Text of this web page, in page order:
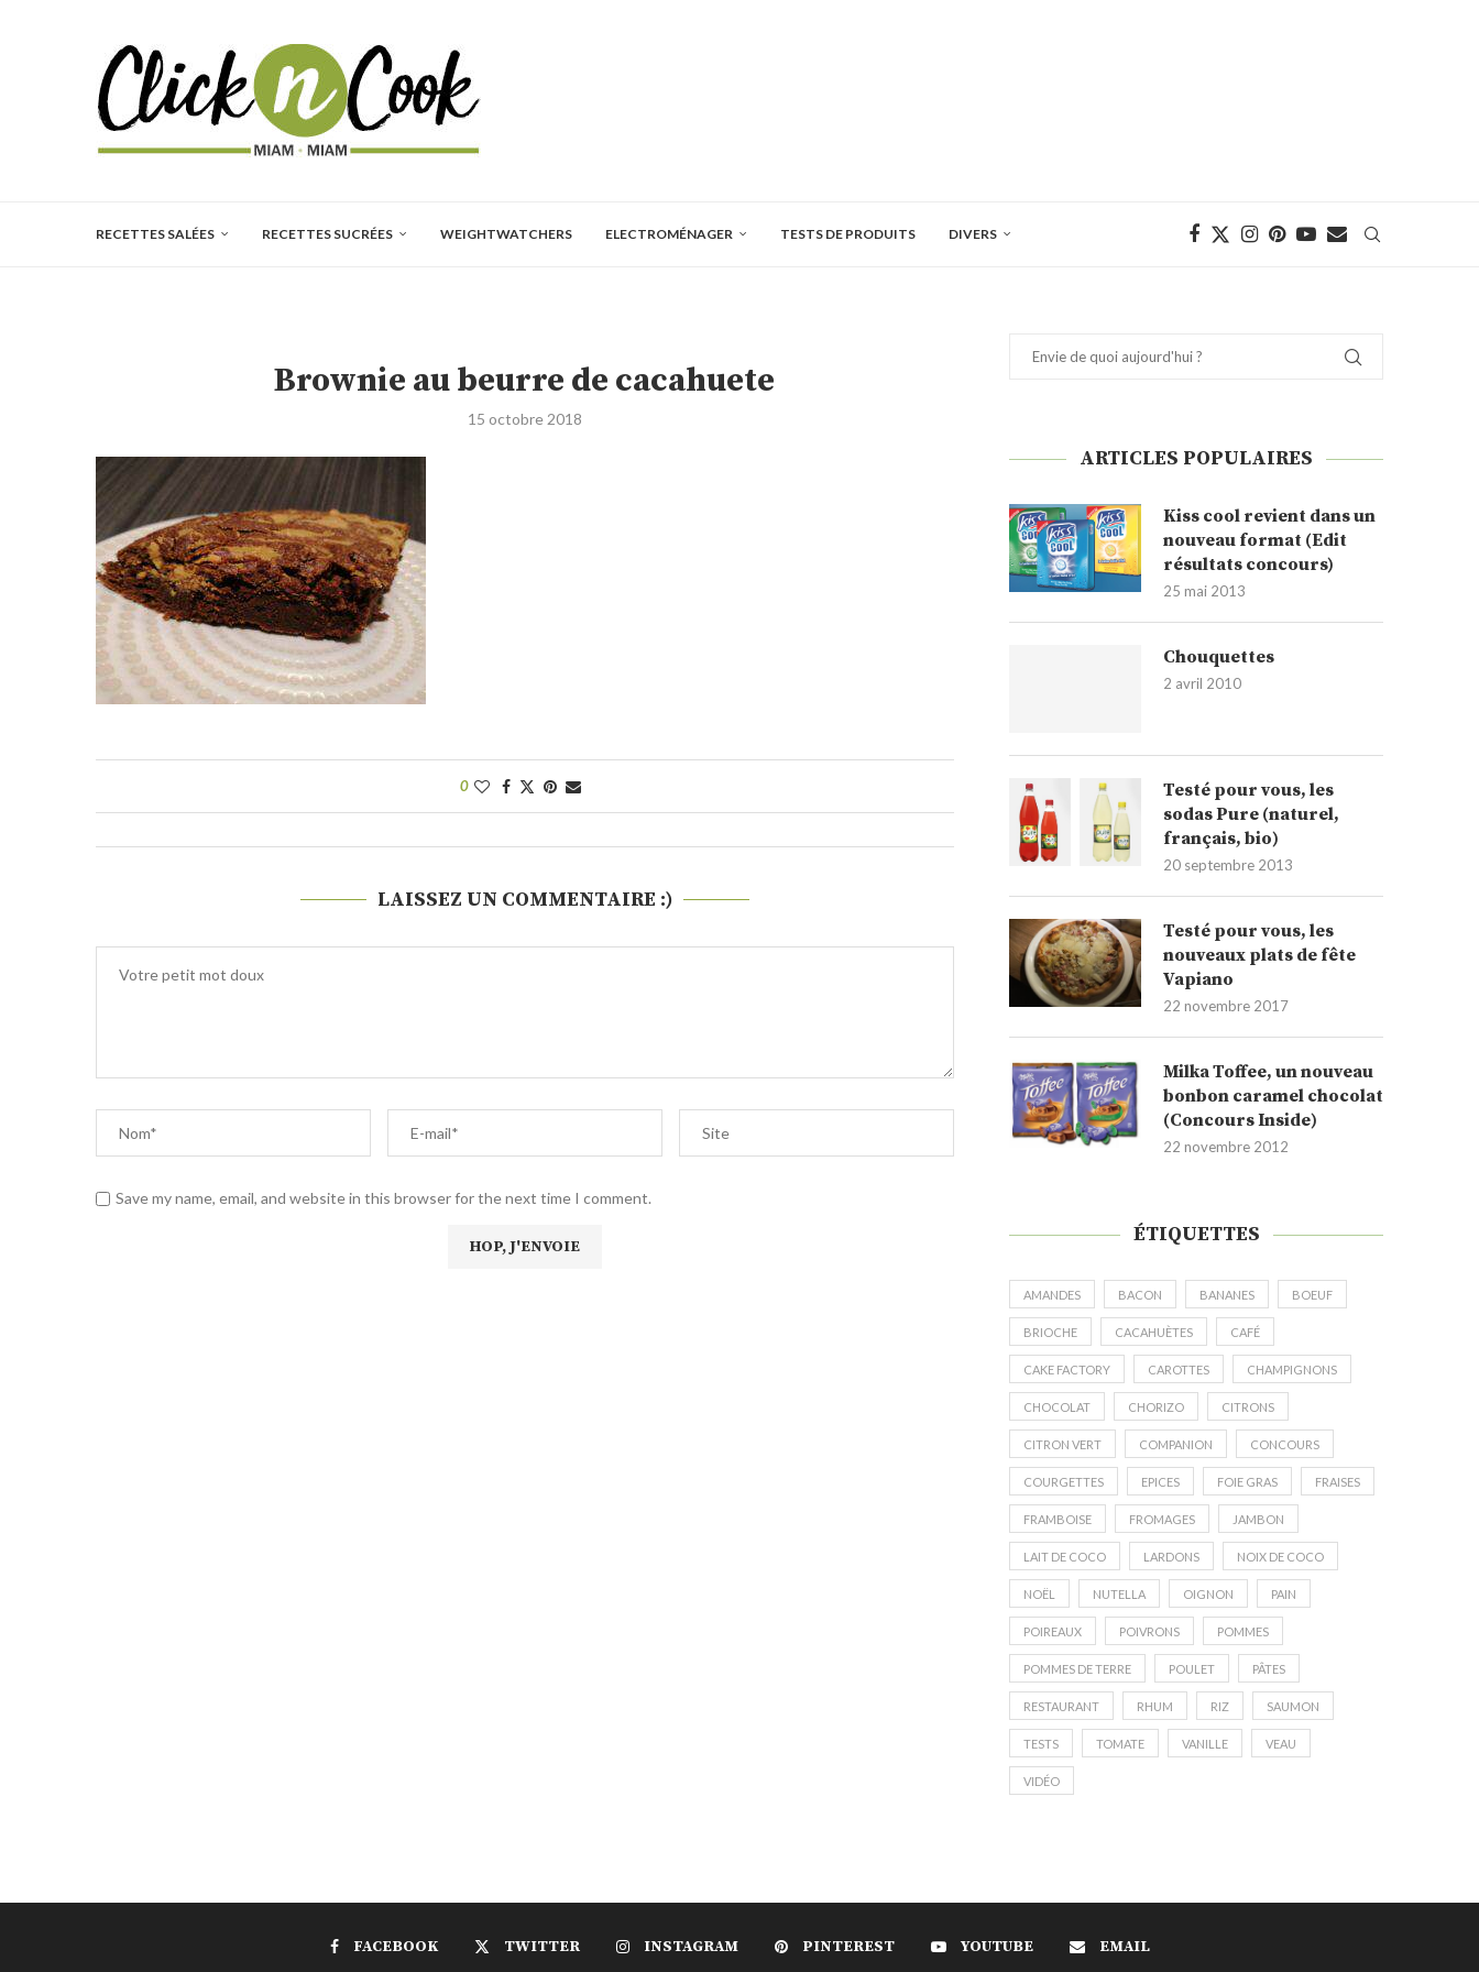
RECETTES SALÉES RECETTES SUCRÉES WEIGHTWATCHERS ELECTROMÉNAGER TESTS DE PRODUITS DIVERS
Brownie au beurre de cacahuete
15 octobre 2018
0
LAISSEZ UN COMMENTAIRE :)
Save my name, email, and website in this browser for the next time I comment.
ARTICLES POPULAIRES
Kiss cool revient dans un
nouveau format (Edit
résultats concours)
25 mai 2013
Chouquettes
2 avril 2010
Testé pour vous, les
sodas Pure (naturel,
français, bio)
20 septembre 2013
Testé pour vous, les
nouveaux plats de fête
Vapiano
22 novembre 2017
Milka Toffee, un nouveau
bonbon caramel chocolat
(Concours Inside)
22 novembre 2012
ÉTIQUETTES
AMANDES BACON BANANES BOEUF
BRIOCHE CACAHUÈTES CAFÉ
CAKE FACTORY CAROTTES CHAMPIGNONS
CHOCOLAT CHORIZO CITRONS
CITRON VERT COMPANION CONCOURS
COURGETTES EPICES FOIE GRAS FRAISES
FRAMBOISE FROMAGES JAMBON
LAIT DE COCO LARDONS NOIX DE COCO
NOËL NUTELLA OIGNON PAIN
POIREAUX POIVRONS POMMES
POMMES DE TERRE POULET PÂTES
RESTAURANT RHUM RIZ SAUMON
TESTS TOMATE VANILLE VEAU
VIDÉO
FACEBOOK TWITTER INSTAGRAM PINTEREST YOUTUBE EMAIL